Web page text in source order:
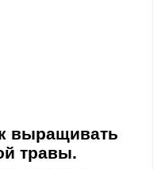
выращивать
травы.